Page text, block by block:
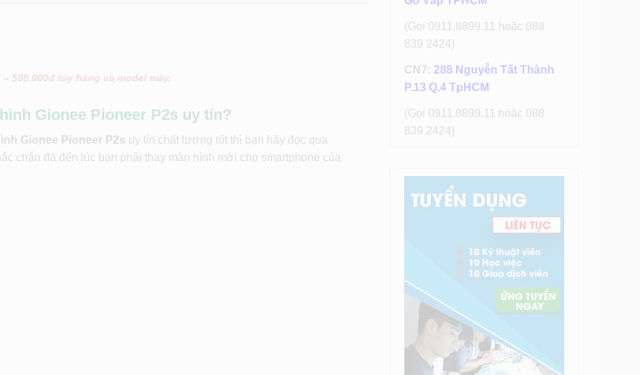
500.000đ tùy hãng và model máy.
Gionee Pioneer P2s uy tín?
Gionee Pioneer P2s uy tín chất lượng tốt thì bạn hãy đọc qua
chắn đã đến lúc bạn phải thay màn hình mới cho smartphone của
(Gọi 0911.8899.11 hoặc 088
839 2424)
CN7: 288 Nguyễn Tất Thành
P.13 Q.4 TpHCM
(Gọi 0911.8899.11 hoặc 088
839 2424)